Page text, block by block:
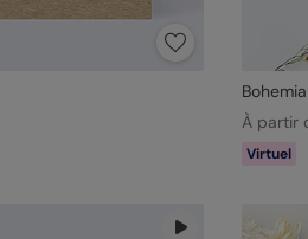
Bohemia
À partir
Virtuel